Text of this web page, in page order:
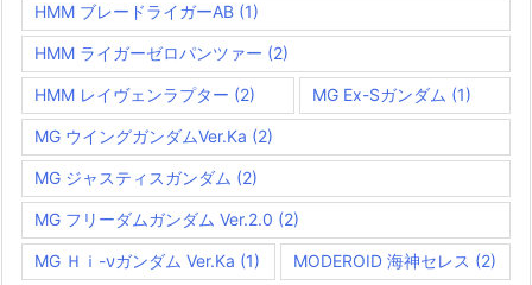
HMM ブレードライガーAB (1)
HMM ライガーゼロパンツァー (2)
HMM レイヴェンラプター (2) MG Ex-Sガンダム (1)
MG ウイングガンダムVer.Ka (2)
MG ジャスティスガンダム (2)
MG フリーダムガンダム Ver.2.0 (2)
MG Ｈｉ-νガンダム Ver.Ka (1) MODEROID 海神セレス (2)